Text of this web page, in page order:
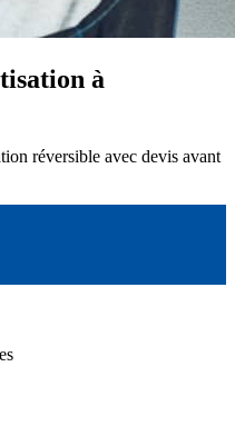
à
réversible avec devis avant